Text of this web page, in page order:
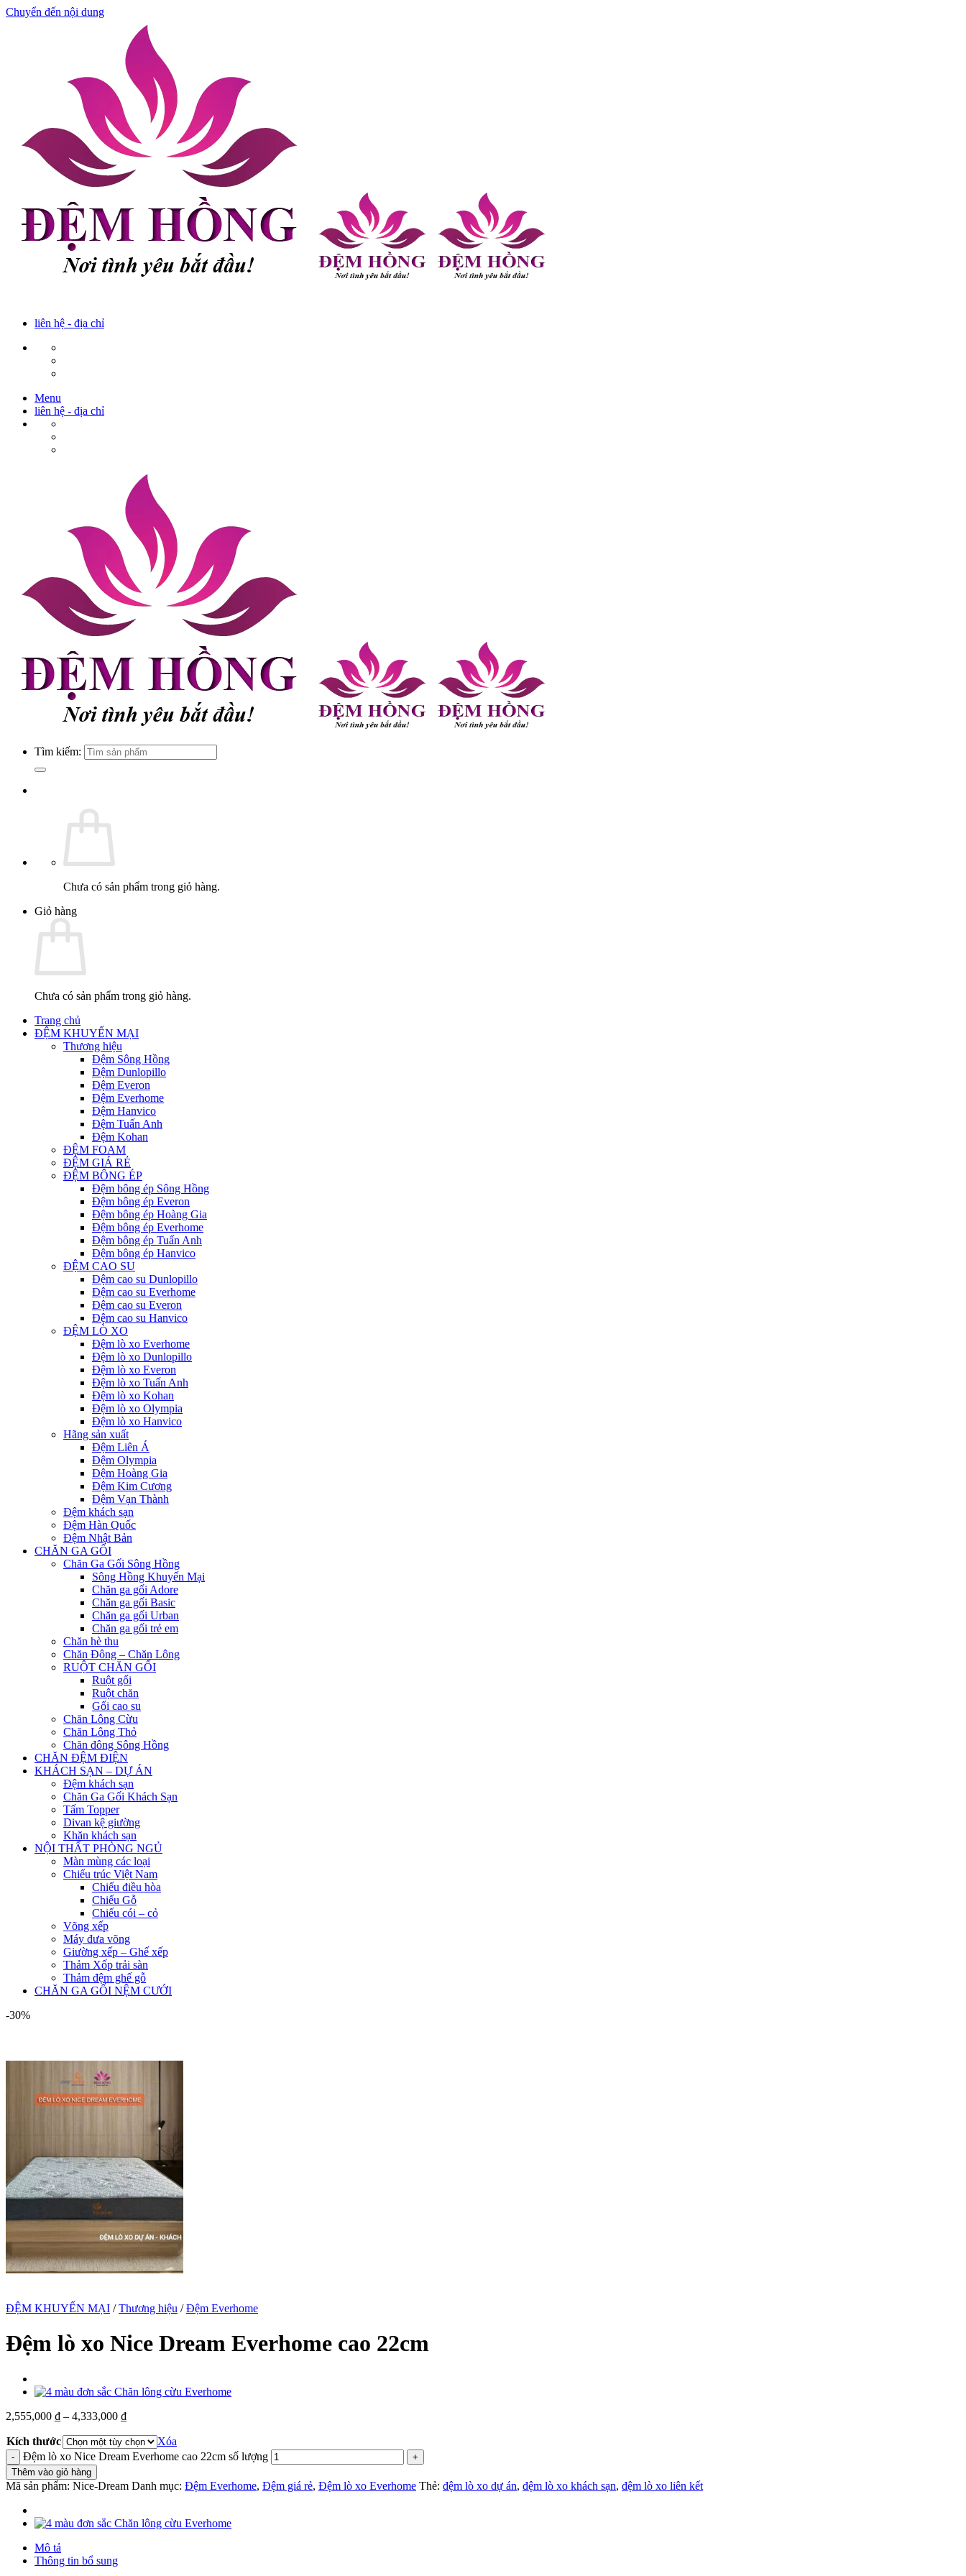
Chuyển đến nội dung
liên hệ - địa chỉ
Menu
liên hệ - địa chỉ
Tìm kiếm:
Chưa có sản phẩm trong giỏ hàng.
Giỏ hàng
Chưa có sản phẩm trong giỏ hàng.
Trang chủ
ĐỆM KHUYẾN MẠI
Thương hiệu
Đệm Sông Hồng
Đệm Dunlopillo
Đệm Everon
Đệm Everhome
Đệm Hanvico
Đệm Tuấn Anh
Đệm Kohan
ĐỆM FOAM
ĐỆM GIÁ RẺ
ĐỆM BÔNG ÉP
Đệm bông ép Sông Hồng
Đệm bông ép Everon
Đệm bông ép Hoàng Gia
Đệm bông ép Everhome
Đệm bông ép Tuấn Anh
Đệm bông ép Hanvico
ĐỆM CAO SU
Đệm cao su Dunlopillo
Đệm cao su Everhome
Đệm cao su Everon
Đệm cao su Hanvico
ĐỆM LÒ XO
Đệm lò xo Everhome
Đệm lò xo Dunlopillo
Đệm lò xo Everon
Đệm lò xo Tuấn Anh
Đệm lò xo Kohan
Đệm lò xo Olympia
Đệm lò xo Hanvico
Hãng sản xuất
Đệm Liên Á
Đệm Olympia
Đệm Hoàng Gia
Đệm Kim Cương
Đệm Vạn Thành
Đệm khách sạn
Đệm Hàn Quốc
Đệm Nhật Bản
CHĂN GA GỐI
Chăn Ga Gối Sông Hồng
Sông Hồng Khuyến Mại
Chăn ga gối Adore
Chăn ga gối Basic
Chăn ga gối Urban
Chăn ga gối trẻ em
Chăn hè thu
Chăn Đông – Chăn Lông
RUỘT CHĂN GỐI
Ruột gối
Ruột chăn
Gối cao su
Chăn Lông Cừu
Chăn Lông Thỏ
Chăn đông Sông Hồng
CHĂN ĐỆM ĐIỆN
KHÁCH SẠN – DỰ ÁN
Đệm khách sạn
Chăn Ga Gối Khách Sạn
Tấm Topper
Divan kệ giường
Khăn khách sạn
NỘI THẤT PHÒNG NGỦ
Màn mùng các loại
Chiếu trúc Việt Nam
Chiếu điều hòa
Chiếu Gỗ
Chiếu cói – cỏ
Võng xếp
Máy đưa võng
Giường xếp – Ghế xếp
Thảm Xốp trải sàn
Thảm đệm ghế gỗ
CHĂN GA GỐI NỆM CƯỚI
-30%
ĐỆM KHUYẾN MẠI / Thương hiệu / Đệm Everhome
Đệm lò xo Nice Dream Everhome cao 22cm
2,555,000 ₫ – 4,333,000 ₫
Kích thước
Xóa
Đệm lò xo Nice Dream Everhome cao 22cm số lượng
Thêm vào giỏ hàng
Mã sản phẩm: Nice-Dream Danh mục: Đệm Everhome, Đệm giá rẻ, Đệm lò xo Everhome Thẻ: đệm lò xo dự án, đệm lò xo khách sạn, đệm lò xo liên kết
Mô tả
Thông tin bổ sung